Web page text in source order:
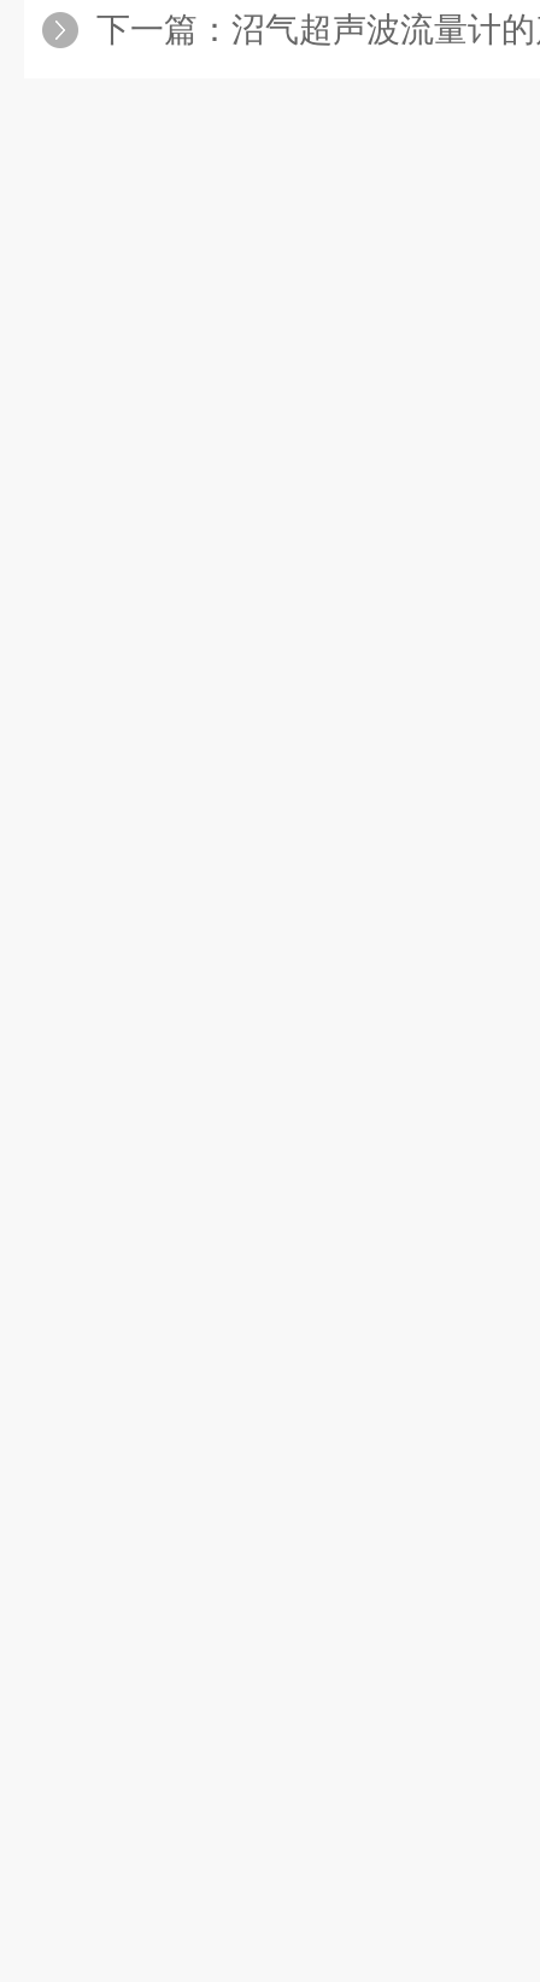
下一篇： 沼气超声波流量计